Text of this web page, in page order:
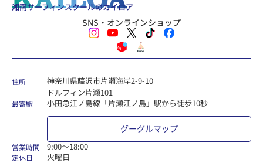
湘南サーフィンスクールのカイロア
SNS・オンラインショップ
住所
神奈川県藤沢市片瀬海岸2-9-10
ドルフィン片瀬101
最寄駅 小田急江ノ島線「片瀬江ノ島」駅から徒歩10秒
グーグルマップ
営業時間 9:00〜18:00
定休日 火曜日